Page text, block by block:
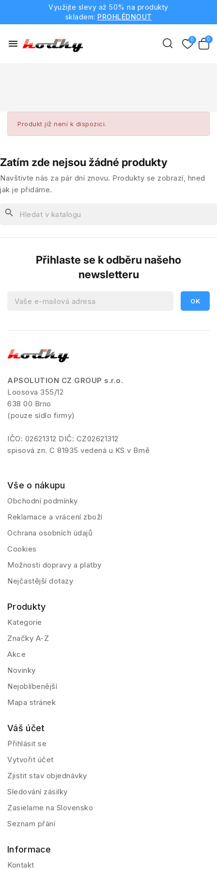
Využijte slevy až 50% na produkty
skladem: PROHLÉDNOUT
menu
Produkt již není k dispozici.
Zatím zde nejsou žádné produkty
Navštivte nás za pár dní znovu. Produkty se zobrazí, hned
jak je přidáme.
search
Přihlaste se k odběru našeho
newsletteru
APSOLUTION CZ GROUP s.r.o.
Loosova 355/12
638 00 Brno
(pouze sídlo firmy)
IČO: 02621312 DIČ: CZ02621312
spisová zn. C 81935 vedená u KS v Brně
Vše o nákupu
Obchodní podmínky
Reklamace a vrácení zboží
Ochrana osobních údajů
Cookies
Možnosti dopravy a platby
Nejčastější dotazy
Produkty
Kategorie
Značky A-Z
Akce
Novinky
Nejoblíbenější
Mapa stránek
Váš účet
Přihlásit se
Vytvořit účet
Zjistit stav objednávky
Sledování zásilky
Zasielame na Slovensko
Seznam přání
Informace
Kontakt